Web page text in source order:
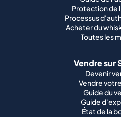
Protection de
Processus
Acheter du
Toutes les
Vendre sur
Devenir
Vendre
Guide du
Guide
État de la